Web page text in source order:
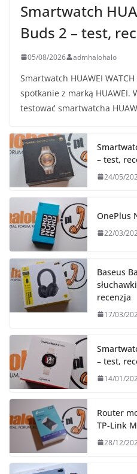
Smartwatch
Buds 2 – test,
05/08/2026 admhalohalo
Smartwatch HUAWEI
spotkanie z marką HUAWEI.
testować smartwatcha
– test,
24/05/
OnePlus
22/03/
Baseus
recenzja
17/03/
– test,
14/01/
Router
TP-Link
28/12/